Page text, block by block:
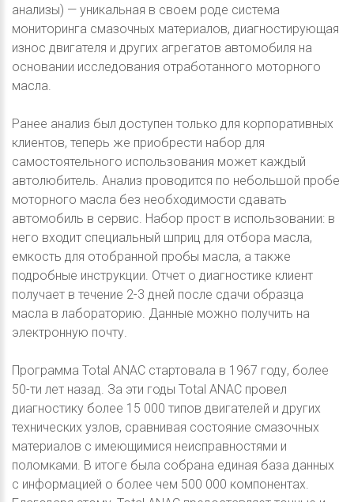
анализы) — уникальная в своем роде система
мониторинга смазочных материалов, диагностирующая
износ двигателя и других агрегатов автомобиля на
основании исследования отработанного моторного
масла.
Ранее анализ был доступен только для корпоративных
клиентов, теперь же приобрести набор для
самостоятельного использования может каждый
автолюбитель. Анализ проводится по небольшой пробе
моторного масла без необходимости сдавать
автомобиль в сервис. Набор прост в использовании: в
него входит специальный шприц для отбора масла,
емкость для отобранной пробы масла, а также
подробные инструкции. Отчет о диагностике клиент
получает в течение 2-3 дней после сдачи образца
масла в лабораторию. Данные можно получить на
электронную почту.
Программа Total ANAC стартовала в 1967 году, более
50-ти лет назад. За эти годы Total ANAC провел
диагностику более 15 000 типов двигателей и других
технических узлов, сравнивая состояние смазочных
материалов с имеющимися неисправностями и
поломками. В итоге была собрана единая база данных
с информацией о более чем 500 000 компонентах.